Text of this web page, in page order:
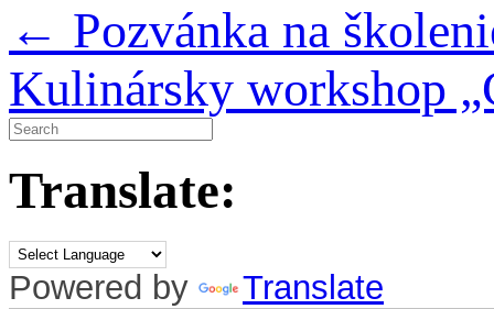
← Pozvánka na
Kulinársky workshop
Translate:
Powered by Translate